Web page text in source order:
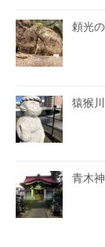
頼光
猿猴
青木